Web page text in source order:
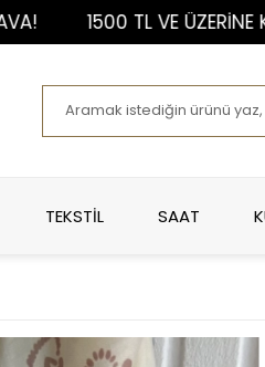
1500 TL VE ÜZERİNE
TEKSTİL SAAT